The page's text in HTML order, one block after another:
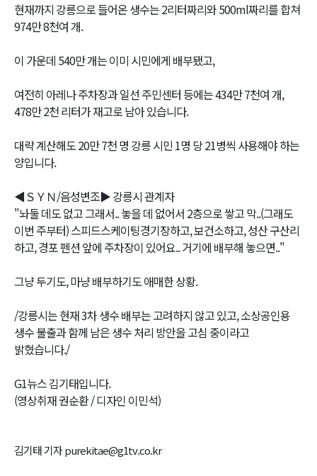
현재까지 강릉으로 들어온 생수는 2리터짜리와 500ml짜리를 합쳐
974만 8천여 개.
이 가운데 540만 개는 이미 시민에게 배부됐고,
여전히 아레나 주차장과 일선 주민센터 등에는 434만 7천여 개,
478만 2천 리터가 재고로 남아 있습니다.
대략 계산해도 20만 7천 명 강릉 시민 1명 당 21병씩 사용해야 하는
양입니다.
◀ＳＹＮ/음성변조▶ 강릉시 관계자
"놔둘 데도 없고 그래서.. 놓을 데 없어서 2층으로 쌓고 막..(그래도
이번 주부터) 스피드스케이팅경기장하고, 보건소하고, 성산 구산리
하고, 경포 펜션 앞에 주차장이 있어요.. 거기에 배부해 놓으면.."
그냥 두기도, 마냥 배부하기도 애매한 상황.
/강릉시는 현재 3차 생수 배부는 고려하지 않고 있고, 소상공인용
생수 불출과 함께 남은 생수 처리 방안을 고심 중이라고
밝혔습니다./
G1뉴스 김기태입니다.
(영상취재 권순환 / 디자인 이민석)
김기태 기자 purekitae@g1tv.co.kr